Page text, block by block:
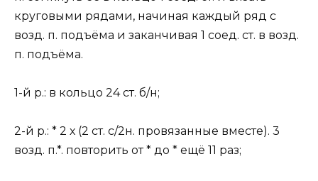
круговыми рядами, начиная каждый ряд с
возд. п. подъёма и заканчивая 1 соед. ст. в возд.
п. подъёма.
1-й р.: в кольцо 24 ст. б/н;
2-й р.: * 2 х (2 ст. с/2н. провязанные вместе). 3
возд. п.*. повторить от * до * ещё 11 раз;